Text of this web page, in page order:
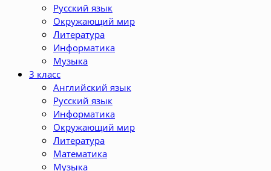
Русский язык
Окружающий мир
Литература
Информатика
Музыка
3 класс
Английский язык
Русский язык
Информатика
Окружающий мир
Литература
Математика
Музыка